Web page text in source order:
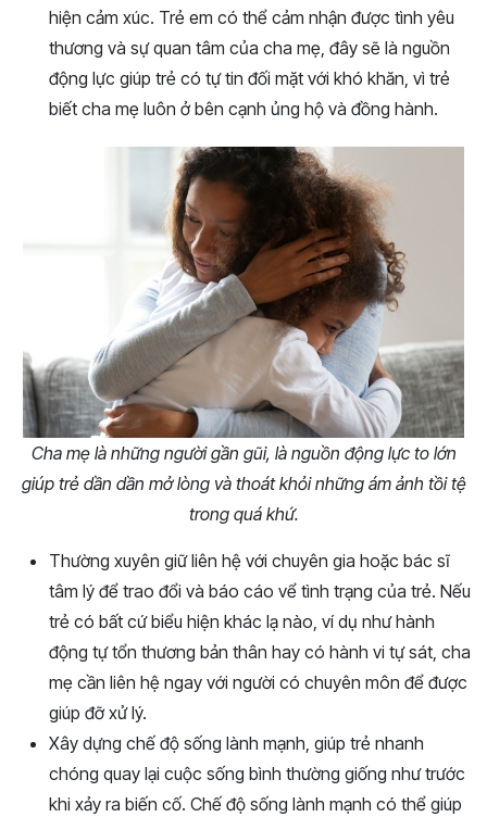
hiện cảm xúc. Trẻ em có thể cảm nhận được tình yêu
thương và sự quan tâm của cha mẹ, đây sẽ là nguồn
động lực giúp trẻ có tự tin đối mặt với khó khăn, vì trẻ
biết cha mẹ luôn ở bên cạnh ủng hộ và đồng hành.
Cha mẹ là những người gần gũi, là nguồn động lực to lớn
giúp trẻ dần dần mở lòng và thoát khỏi những ám ảnh tồi tệ
trong quá khứ.
Thường xuyên giữ liên hệ với chuyên gia hoặc bác sĩ
tâm lý để trao đổi và báo cáo vể tình trạng của trẻ. Nếu
trẻ có bất cứ biểu hiện khác lạ nào, ví dụ như hành
động tự tổn thương bản thân hay có hành vi tự sát, cha
mẹ cần liên hệ ngay với người có chuyên môn để được
giúp đỡ xử lý.
Xây dựng chế độ sống lành mạnh, giúp trẻ nhanh
chóng quay lại cuộc sống bình thường giống như trước
khi xảy ra biến cố. Chế độ sống lành mạnh có thể giúp